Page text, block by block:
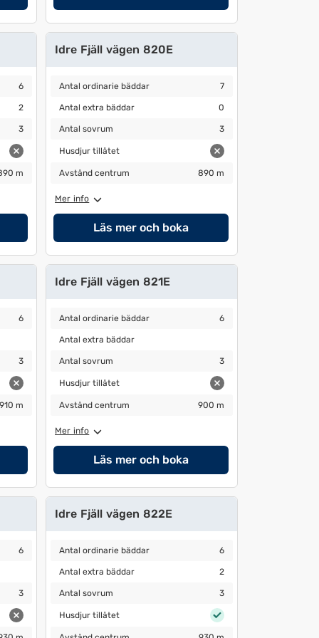
6
2
3
m
Idre Fjäll vägen 820E
Antal ordinarie bäddar
Antal ordinarie bäddar 7
Antal extra bäddar
Antal extra bäddar 0
Antal sovrum
Antal sovrum 3
Husdjur tillåtet
Husdjur tillåtet
Avstånd centrum
Avstånd centrum 890 m
Mer info
Läs mer och boka
6
3
910 m
Idre Fjäll vägen 821E
Antal ordinarie bäddar
Antal ordinarie bäddar 6
Antal extra bäddar
Antal extra bäddar
Antal sovrum
Antal sovrum 3
Husdjur tillåtet
Husdjur tillåtet
Avstånd centrum
Avstånd centrum 900 m
Mer info
Läs mer och boka
6
3
Idre Fjäll vägen 822E
Antal ordinarie bäddar
Antal ordinarie bäddar 6
Antal extra bäddar
Antal extra bäddar 2
Antal sovrum
Antal sovrum 3
Husdjur tillåtet
Husdjur tillåtet
Avstånd centrum